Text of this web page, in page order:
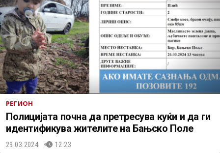
РЕГИОН
Полицијата почна да претресува куќи и да ги
идентификува жителите на Бањско Поле
29.03.2024. 12:23